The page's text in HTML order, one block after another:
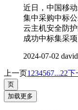
近日，中国移
集中采购中标
云主机安全防
成功中标集采
2024-07-02 david
上一页1 234567...22下
加载更多